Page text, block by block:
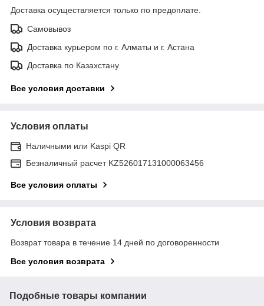
Доставка осуществляется только по предоплате.
Самовывоз
Доставка курьером по г. Алматы и г. Астана
Доставка по Казахстану
Все условия доставки
Условия оплаты
Наличными или Kaspi QR
Безналичный расчет KZ526017131000063456
Все условия оплаты
Условия возврата
Возврат товара в течение 14 дней по договоренности
Все условия возврата
Подобные товары компании